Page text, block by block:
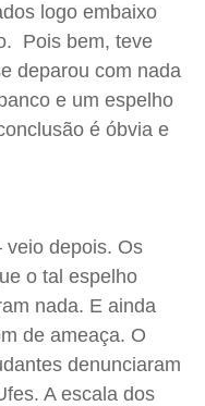
logo embaixo
Pois bem, teve
deparou com nada
e um espelho
é óbvia e
veio depois. Os
o tal espelho
nada. E ainda
de ameaça. O
denunciaram
A escala dos